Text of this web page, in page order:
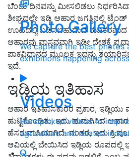
Photo Gallery
We capture the best photos
exhibitions happening
Videos
Handpicked videos to
agriculture and related
ಒಂದು ದಿನವನ್ನು ಮೀಸಲಿಡಲು
ಶೀಘ್ರದಲ್ಲೇ ಇಡ್ಲಿ ಆಹಾರ ಜಗತ್ತಿನಲ್ಲಿ
ಊಟದಲ್ಲಿ ಬಡಿಸಬಹುದಾದ ರುಚಿಕರವಾದ
ಆಹಾರವು ವಾಸ್ತವವಾಗಿ ಇಡೀ ದೇಶಕ್ಕೆ
ಪಾಕವಿಧಾನದ ಮೂಲಕ ಇದನ್ನು
ಇದೆ.
ಇಡ್ಲಿಯ ಇತಿಹಾಸ
ಆಹಾರ ಇತಿಹಾಸಕಾರರ ಪ್ರಕಾರ, ಇಡ್ಲಿಯು
ಹುಟ್ಟಿಕೊಂಡಿತು, ಇದು ಹುದುಗಿಸಿದ
ಹೆಸರುವಾಸಿಯಾಗಿದೆ. ನಂತರ, ಇದು
ಆವಿಯಲ್ಲಿ ಬೇಯಿಸಿದ ಇಡ್ಲಿಯ ರೂಪದಲ್ಲಿ